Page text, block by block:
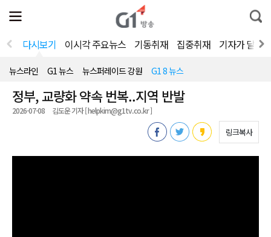
전
체
뉴
열
통
합
색
다시보기 이시각 주요뉴스 기동취재 집중취재 기자가 달려
뉴스라인 G1 뉴스 뉴스퍼레이드 강원 G1 8 뉴스
정부, 교량화 약속 번복..지역 반발
2026-07-08 김도운 기자 [ helpkim@g1tv.co.kr ]
링크복사